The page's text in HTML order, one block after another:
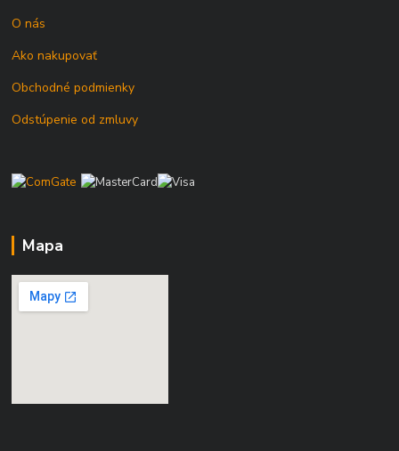
O nás
Ako nakupovať
Obchodné podmienky
Odstúpenie od zmluvy
Mapa